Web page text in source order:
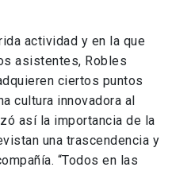
actividad y en la que
asistentes, Robles
ciertos puntos
cultura innovadora al
así la importancia de la
una trascendencia y
“Todos en las